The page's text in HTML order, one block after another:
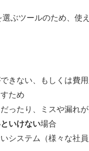
ぶツールのため、使
きない、もしくは費
ため
だったり、ミスや漏れ
いけない場合
システム（様々な社